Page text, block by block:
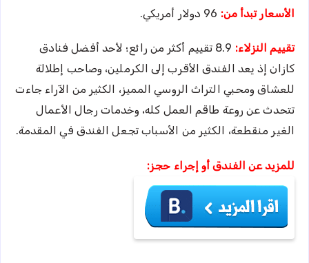
الأسعار تبدأ من:
تقييم النزلاء:
8.9 تقييم أكثر من رائع؛ لأحد أفضل فنادق
كازان إذ يعد الفندق الأقرب إلى الكرملين، وصاحب إطلالة
للعشاق ومحبي التراث الروسي المميز، الكثير من الآراء جاءت
تتحدث عن روعة طاقم العمل كله، وخدمات رجال الأعمال
الغير منقطعة، الكثير من الأسباب تجعل الفندق في المقدمة.
للمزيد عن الفندق أو إجراء حجز: